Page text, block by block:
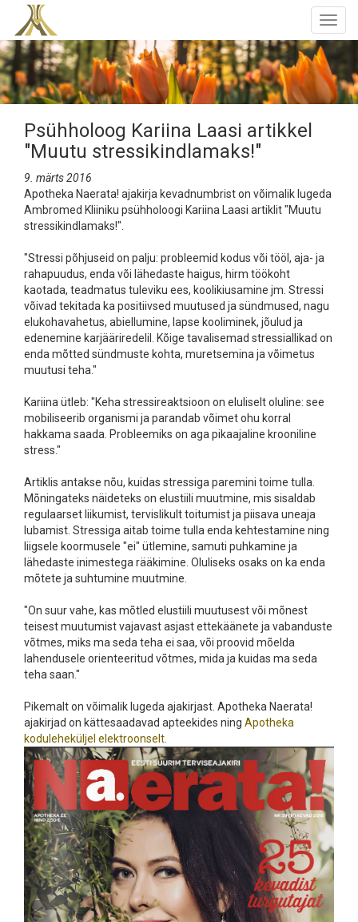
Psühholoog Kariina Laasi artikkel
"Muutu stressikindlamaks!"
9. märts 2016
Apotheka Naerata! ajakirja kevadnumbrist on võimalik lugeda
Ambromed Kliiniku psühholoogi Kariina Laasi artiklit "Muutu
stressikindlamaks!".
"Stressi põhjuseid on palju: probleemid kodus või tööl, aja- ja
rahapuudus, enda või lähedaste haigus, hirm töökoht
kaotada, teadmatus tuleviku ees, koolikiusamine jm. Stressi
võivad tekitada ka positiivsed muutused ja sündmused, nagu
elukohavahetus, abiellumine, lapse kooliminek, jõulud ja
edenemine karjääriredelil. Kõige tavalisemad stressiallikad on
enda mõtted sündmuste kohta, muretsemina ja võimetus
muutusi teha."
Kariina ütleb: "Keha stressireaktsioon on eluliselt oluline: see
mobiliseerib organismi ja parandab võimet ohu korral
hakkama saada. Probleemiks on aga pikaajaline krooniline
stress."
Artiklis antakse nõu, kuidas stressiga paremini toime tulla.
Mõningateks näideteks on elustiili muutmine, mis sisaldab
regulaarset liikumist, tervislikult toitumist ja piisava uneaja
lubamist. Stressiga aitab toime tulla enda kehtestamine ning
liigsele koormusele "ei" ütlemine, samuti puhkamine ja
lähedaste inimestega rääkimine. Oluliseks osaks on ka enda
mõtete ja suhtumine muutmine.
"On suur vahe, kas mõtled elustiili muutusest või mõnest
teisest muutumist vajavast asjast ettekäänete ja vabanduste
võtmes, miks ma seda teha ei saa, või proovid mõelda
lahendusele orienteeritud võtmes, mida ja kuidas ma seda
teha saan."
Pikemalt on võimalik lugeda ajakirjast. Apotheka Naerata!
ajakirjad on kättesaadavad apteekides ning Apotheka
koduleheküljel elektroonselt.